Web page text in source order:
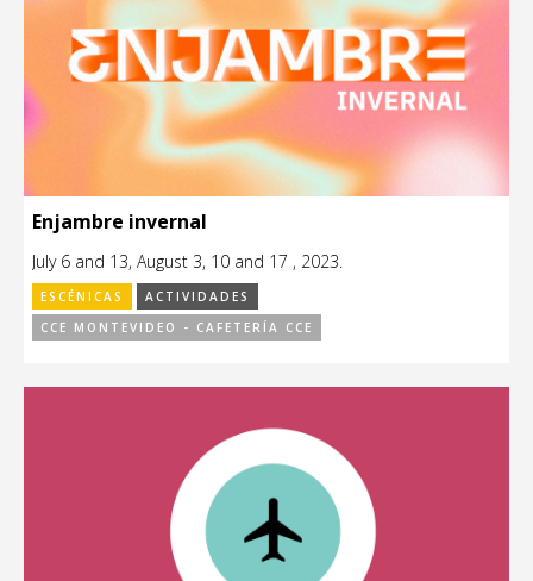
Enjambre invernal
July 6 and 13, August 3, 10 and 17 , 2023.
ESCÉNICAS
ACTIVIDADES
CCE MONTEVIDEO - CAFETERÍA CCE